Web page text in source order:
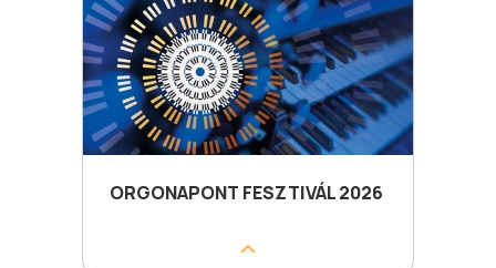
ORGONAPONT FESZTIVÁL 2026